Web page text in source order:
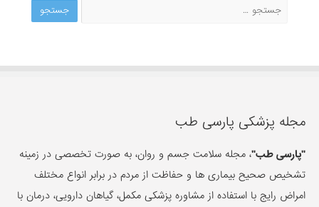
مجله پزشکی پارسی طب
"پارسی طب"، مجله سلامت جسم و روان، به صورت تخصصی در زمینه
تشخیص صحیح بیماری ها و حفاظت از مردم در برابر انواع مختلف
امراض رایج با استفاده از مشاوره پزشکی مکمل، گیاهان دارویی، درمان با